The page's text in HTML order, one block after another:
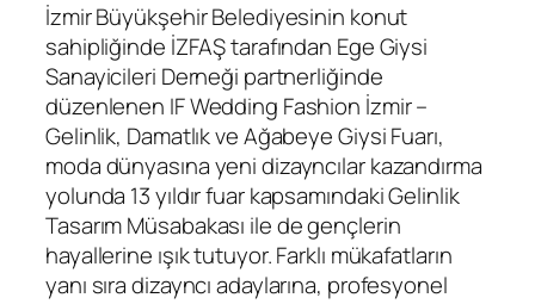
İzmir Büyükşehir Belediyesinin konut
sahipliğinde İZFAŞ tarafından Ege Giysi
Sanayicileri Derneği partnerliğinde
düzenlenen IF Wedding Fashion İzmir –
Gelinlik, Damatlık ve Ağabeye Giysi Fuarı,
moda dünyasına yeni dizayncılar kazandırma
yolunda 13 yıldır fuar kapsamındaki Gelinlik
Tasarım Müsabakası ile de gençlerin
hayallerine ışık tutuyor. Farklı mükafatların
yanı sıra dizayncı adaylarına, profesyonel